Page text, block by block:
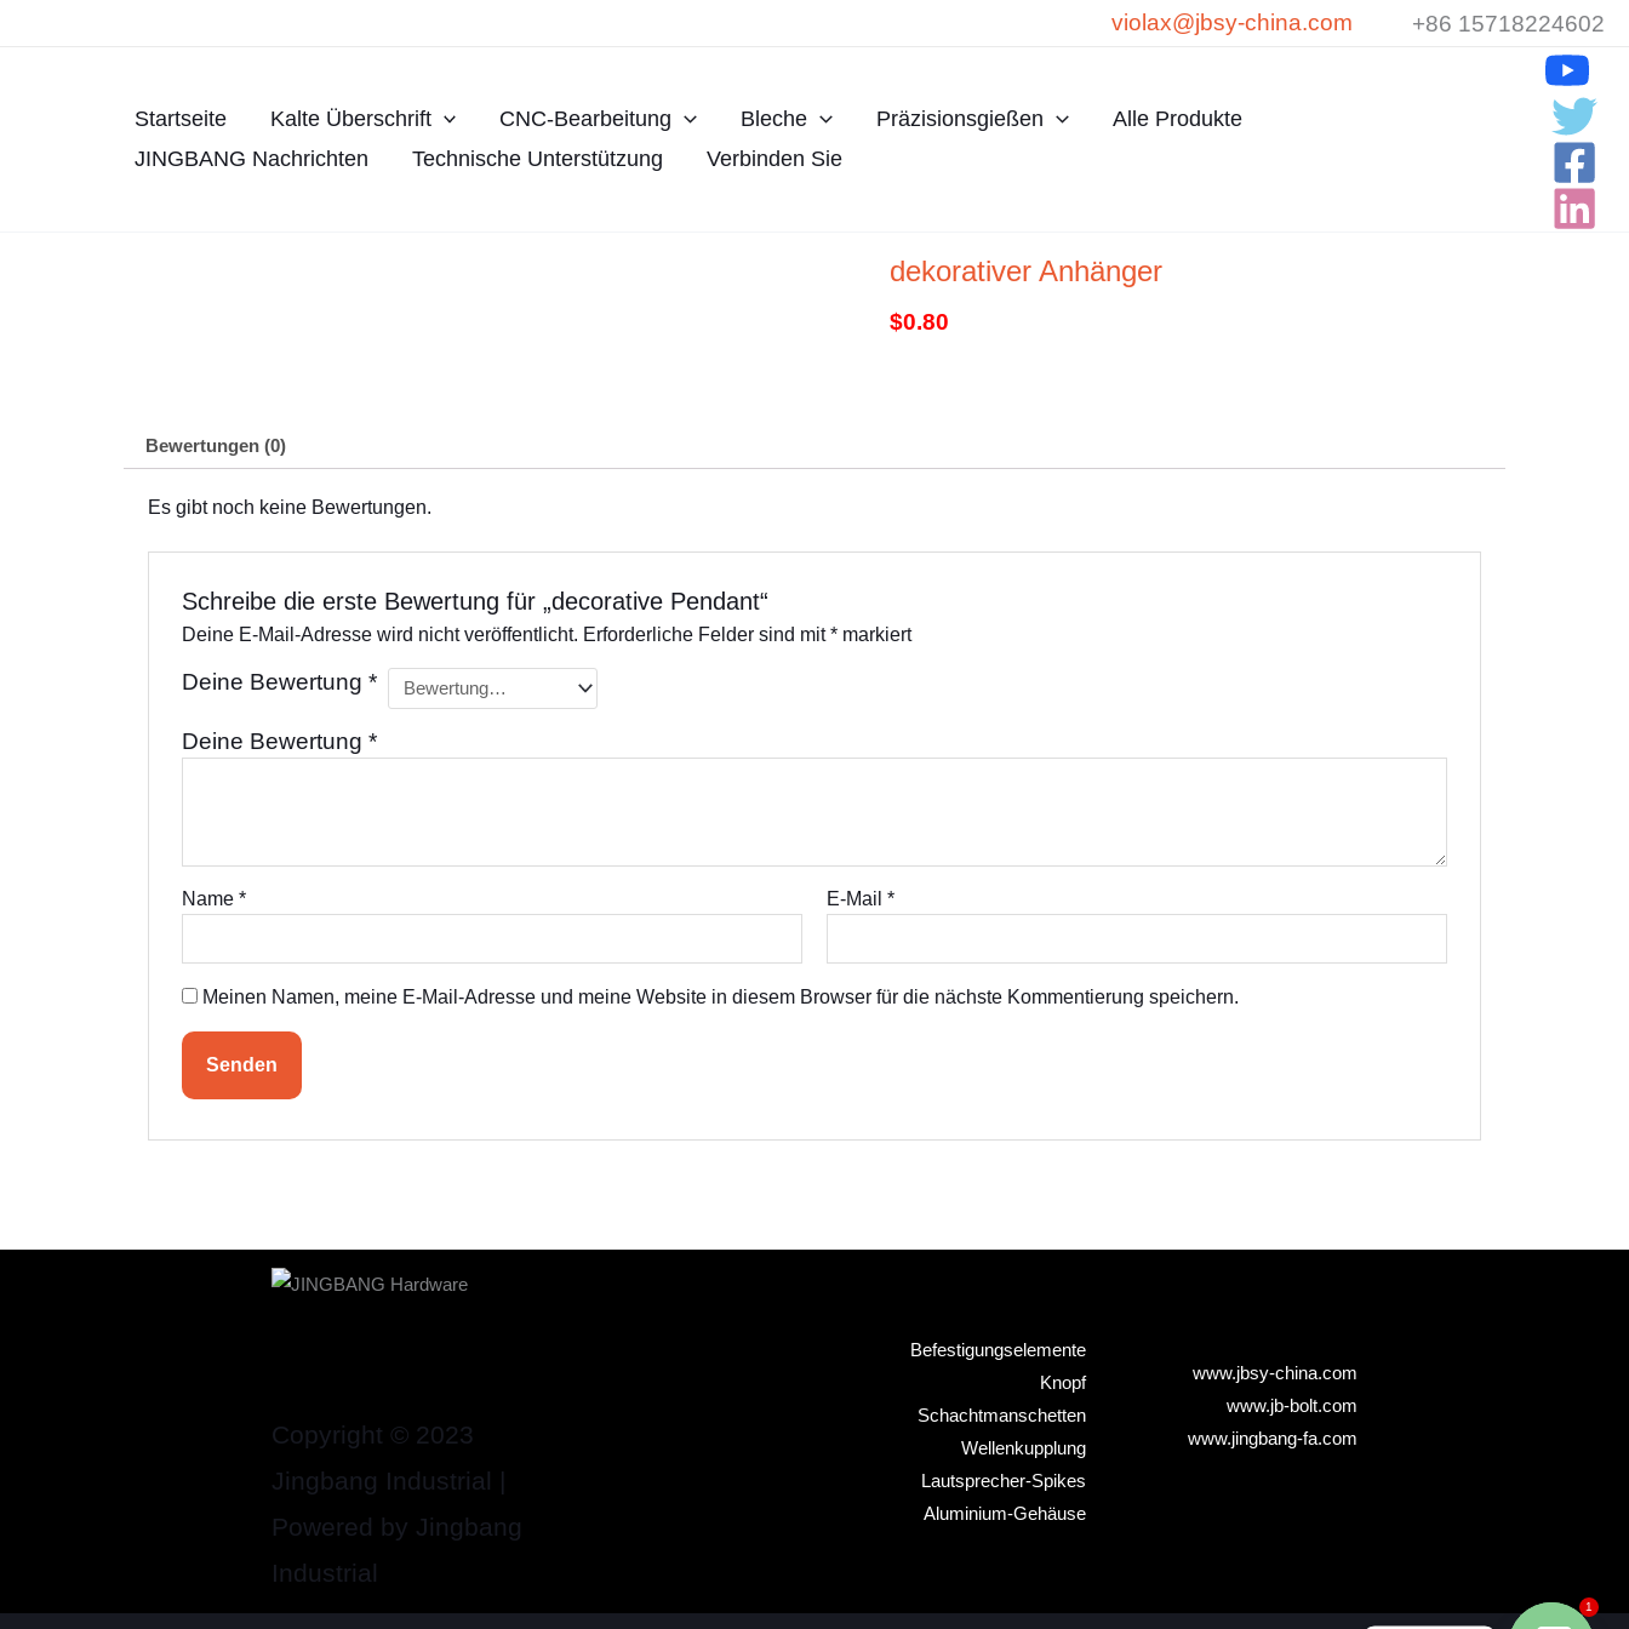
violax@jbsy-china.com +86 15718224602
Startseite Kalte Überschrift CNC-Bearbeitung Bleche Präzisionsgießen
Alle Produkte
JINGBANG Nachrichten
Technische Unterstützung Verbinden Sie
dekorativer Anhänger
$0.80
Bewertungen (0)
Es gibt noch keine Bewertungen.
Schreibe die erste Bewertung für „decorative Pendant“
Deine E-Mail-Adresse wird nicht veröffentlicht. Erforderliche Felder sind mit*markiert
Deine Bewertung *
Deine Bewertung *
Name * E-Mail*
Meinen Namen, meine E-Mail-Adresse und meine Website in diesem Browser für die nächste Kommentierung speichern.
Copyright © 2023
Jingbang Industrial |
Powered by Jingbang
Industrial
Befestigungselemente
Knopf
Schachtmanschetten
Wellenkupplung
Lautsprecher-Spikes
Aluminium-Gehäuse
www.jbsy-china.com
www.jb-bolt.com
www.jingbang-fa.com
1